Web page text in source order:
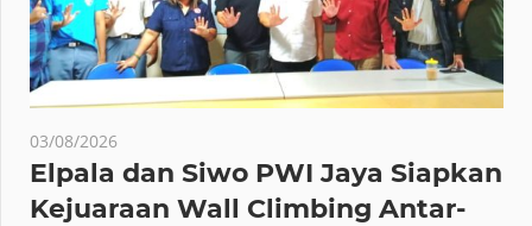
03/08/2026
Elpala dan Siwo PWI Jaya Siapkan
Kejuaraan Wall Climbing Antar-